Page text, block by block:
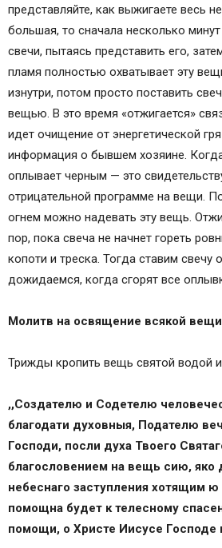
представляйте, как выжигаете весь
большая, то сначала несколько
свечи, пытаясь представить его,
пламя полностью охватывает эту
изнутри, потом просто поставить
вещью. В это время «отжигается»
идет очищение от энергетической
информация о бывшем хозяине.
оплывает черным — это
отрицательной программе на вещи.
огнем можно надевать эту вещь.
пор, пока свеча не начнет гореть
копоти и треска. Тогда ставим свечу
дожидаемся, когда сгорят все
Молитв на освящение всякой
Трижды кропить вещь святой водой и
,,Создателю и Содетелю
благодати духовныя, Подателю
Господи, посли духа Твоего
благословением на вещь сию, яко
небеснаго заступления хотящим ю
помощна будет к телесному
помощи, о Христе Иисусе Господе